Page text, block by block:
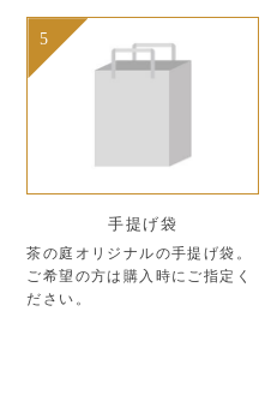
5
手提げ袋
茶の庭オリジナルの手提げ袋。
ご希望の方は購入時にご指定く
ださい。